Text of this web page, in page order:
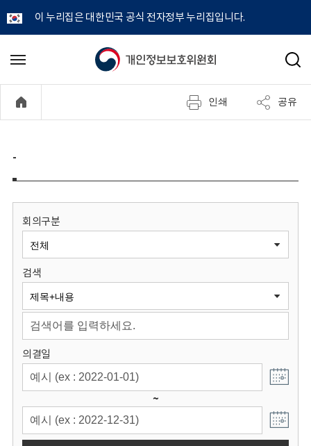
이 누리집은 대한민국 공식 전자정부 누리집입니다.
개
정
보
원
회
메
기
검
인쇄 공유
-
회의구분
검색
의결일
~